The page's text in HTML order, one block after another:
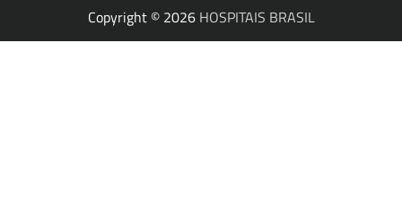
Copyright © 2026 HOSPITAIS BRASIL